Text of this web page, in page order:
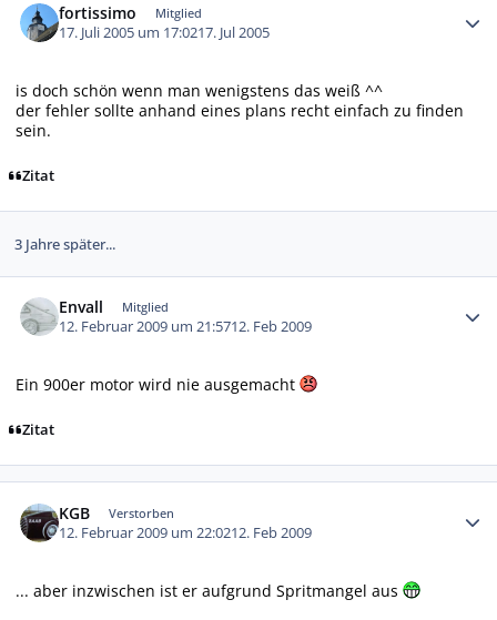
fortissimo Mitglied
17. Juli 2005 um 17:0217. Jul 2005
is doch schön wenn man wenigstens das weiß ^^
der fehler sollte anhand eines plans recht einfach zu finden
sein.
Zitat
3 Jahre später...
Envall Mitglied
12. Februar 2009 um 21:5712. Feb 2009
Ein 900er motor wird nie ausgemacht
Zitat
KGB Verstorben
12. Februar 2009 um 22:0212. Feb 2009
... aber inzwischen ist er aufgrund Spritmangel aus